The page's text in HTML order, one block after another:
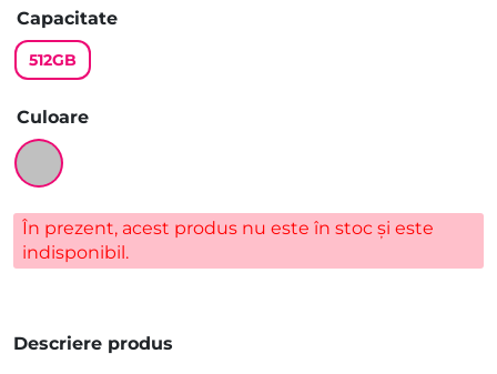
5.00din 5
pe baza
unei singure
evaluări
Capacitate
512GB
Culoare
În prezent, acest produs nu este în stoc și este
indisponibil.
Descriere produs